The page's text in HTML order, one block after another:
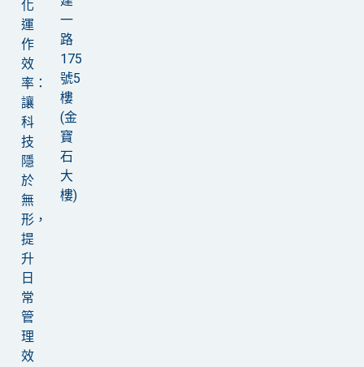
化
運
作
效
率：
讓
科
技
隱
於
無
形，
提
升
日
常
管
理
效
一
路
175
號5
樓
(金
寶
石
大
樓)